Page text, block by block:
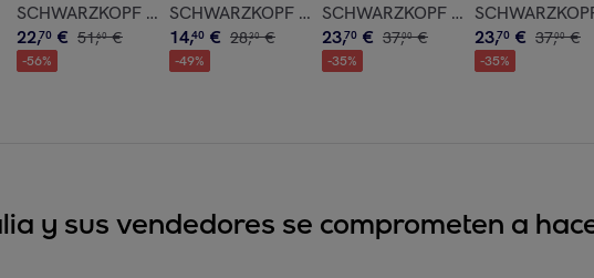
Antigiallo 300ml
Daily Cleansing Shampoo 100ml
SCHWARZKOPF Chroma ID Bonding Color Mask Dusty Pink 9.5-19 300ml
22,70 € 51,60 €
-56%
SCHWARZKOPF BC Color Freeze Silver Treatment
14,40 € 28,30 €
-49%
SCHWARZKOPF Set BC
23,70 € 37,00 €
-35%
23,70 € 37,00 €
-35%
y sus vendedores se comprometen a